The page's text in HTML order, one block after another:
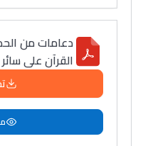
دعامات من
القرآن على